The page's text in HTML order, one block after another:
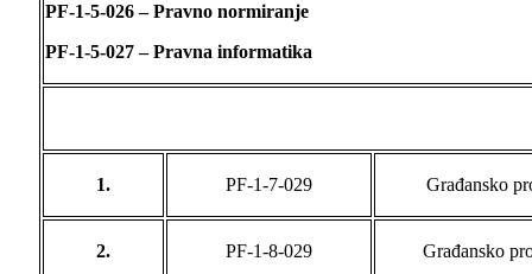
PF-1-5-026 – Pravno normiranje
PF-1-5-027 – Pravna informatika
1. PF-1-7-029 Građansko
2. PF-1-8-029 Građansko